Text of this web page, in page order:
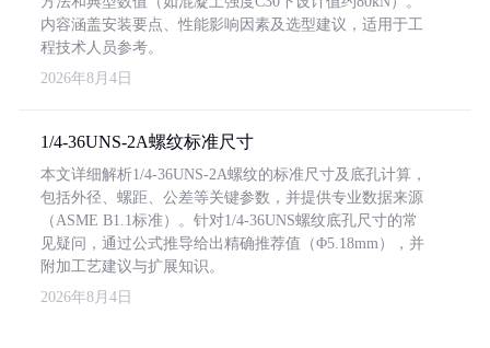
内容涵盖安装要点、性能影响因素及选型建议，适用于工
程技术人员参考。
2026年8月4日
1/4-36UNS-2A螺纹标准尺寸
本文详细解析1/4-36UNS-2A螺纹的标准尺寸及底孔计算，
包括外径、螺距、公差等关键参数，并提供专业数据来源
（ASME B1.1标准）。针对1/4-36UNS螺纹底孔尺寸的常
见疑问，通过公式推导给出精确推荐值（Φ5.18mm），并
附加工艺建议与扩展知识。
2026年8月4日